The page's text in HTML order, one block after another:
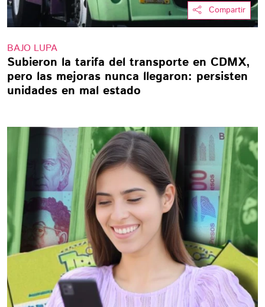
Compartir
BAJO LUPA
Subieron la tarifa del transporte en CDMX,
pero las mejoras nunca llegaron: persisten
unidades en mal estado